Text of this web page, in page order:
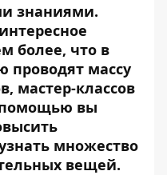
знаниями.
более, что в
проводят массу
мастер-классов
вы
множество
вещей.